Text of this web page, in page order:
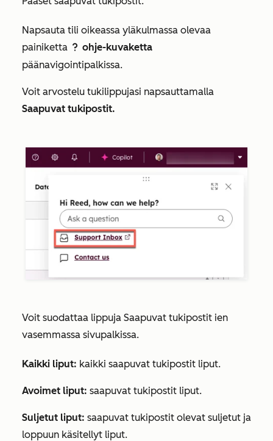
Napsauta tili oikeassa yläkulmassa olevaa
painiketta question ohje-kuvaketta
päänavigointipalkissa.
Voit arvostelu tukilippujasi napsauttamalla
Saapuvat tukipostit.
Voit suodattaa lippuja Saapuvat tukipostit ien
vasemmassa sivupalkissa.
Kaikki liput: kaikki saapuvat tukipostit liput.
Avoimet liput: saapuvat tukipostit liput.
Suljetut liput: saapuvat tukipostit olevat suljetut ja
loppuun käsitellyt liput.